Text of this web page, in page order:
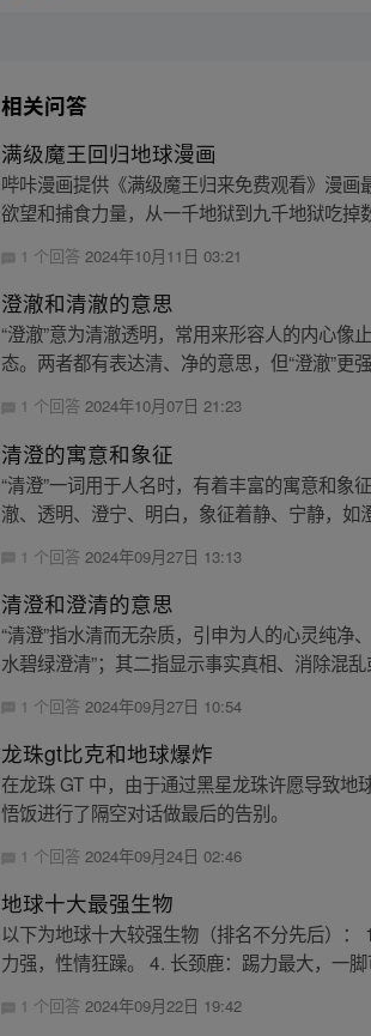
相关问答
满级魔王回归地球漫画
哔咔漫画提供《满级魔王归来免费观看》漫
欲望和捕食力量，从一千地狱到九千地狱吃掉
1 个回答2024年10月11日 03:21
澄澈和清澈的意思
“澄澈”意为清澈透明，常用来形容人的内心像
态。两者都有表达清、净的意思，但“澄澈”更
1 个回答2024年10月07日 21:23
清澄的寓意和象征
“清澄”一词用于人名时，有着丰富的寓意和象
澈、透明、澄宁、明白，象征着静、宁静，如
1 个回答 2024年09月27日 13:13
清澄和澄清的意思
“清澄”指水清而无杂质，引申为人的心灵纯净
水碧绿澄清”；其二指显示事实真相、消除混
1 个回答 2024年09月27日 10:54
龙珠gt比克和地球爆炸
在龙珠 GT 中，由于通过黑星龙珠许愿导致
悟饭进行了隔空对话做最后的告别。
1 个回答2024年09月24日 02:46
地球十大最强生物
以下为地球十大较强生物（排名不分先后）
力强，性情狂躁。 4. 长颈鹿：踢力最大，一
1 个回答2024年09月22日 19:42